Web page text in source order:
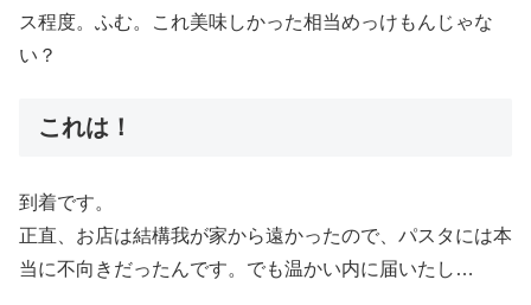
ス程度。ふむ。これ美味しかった相当めっけもんじゃな
い？
これは！
到着です。
正直、お店は結構我が家から遠かったので、パスタには本
当に不向きだったんです。でも温かい内に届いたし…